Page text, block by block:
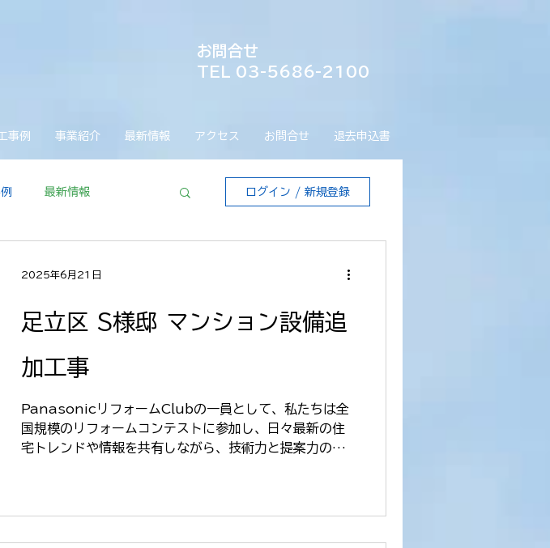
お問合せ
TEL 03-5686-2100
事例 事業紹介 最新情報 アクセス お問合せ 退去申込書
最新情報 ログイン / 新規登録
足立区 S様邸 マンション設備追
加工事
PanasonicリフォームClubの一員として、私たちは全
国規模のリフォームコンテストに参加し、日々最新の住
宅トレンドや情報を共有しながら、技術力と提案力の向
2025年6月21日